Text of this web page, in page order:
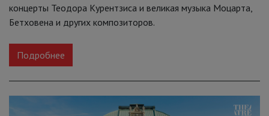
концерты Теодора Курентзиса и великая музыка Моцарта,
Бетховена и других композиторов.
Подробнее